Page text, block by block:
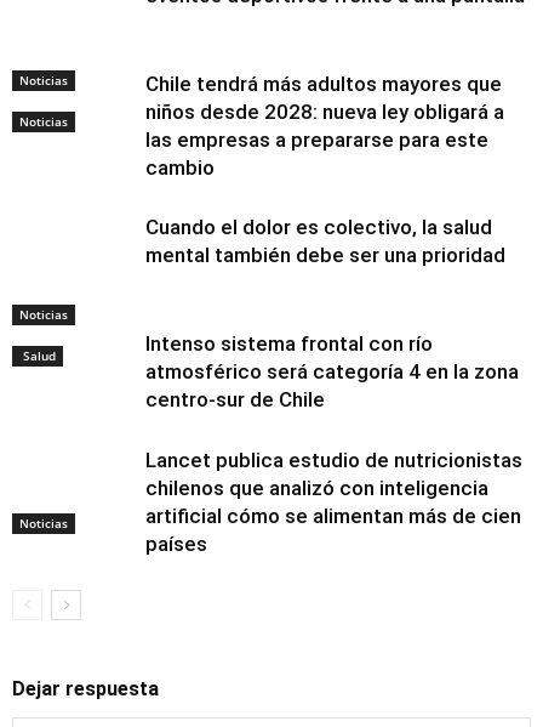
Noticias
Noticias
Noticias
Chile tendrá más adultos mayores que
niños desde 2028: nueva ley obligará a
las empresas a prepararse para este
cambio
Salud
Cuando el dolor es colectivo, la salud
mental también debe ser una prioridad
Noticias
Intenso sistema frontal con río
atmosférico será categoría 4 en la zona
centro-sur de Chile
Alimentación y
nutrición
Lancet publica estudio de nutricionistas
chilenos que analizó con inteligencia
artificial cómo se alimentan más de cien
países
Dejar respuesta